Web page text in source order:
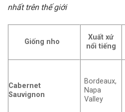
nhất trên thế giới
Giống nho
Xuất xứ
nổi tiếng
Cabernet
Sauvignon
Bordeaux,
Napa
Valley